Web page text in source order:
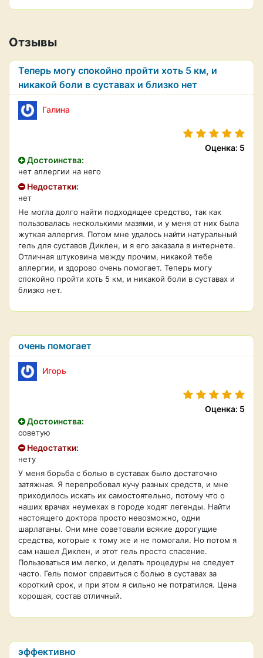
Отзывы
Теперь могу спокойно пройти хоть 5 км, и
никакой боли в суставах и близко нет
Галина
Оценка: 5
Достоинства:
нет аллергии на него
Недостатки:
нет
Не могла долго найти подходящее средство, так как
пользовалась несколькими мазями, и у меня от них была
жуткая аллергия. Потом мне удалось найти натуральный
гель для суставов Диклен, и я его заказала в интернете.
Отличная штуковина между прочим, никакой тебе
аллергии, и здорово очень помогает. Теперь могу
спокойно пройти хоть 5 км, и никакой боли в суставах и
близко нет.
очень помогает
Игорь
Оценка: 5
Достоинства:
советую
Недостатки:
нету
У меня борьба с болью в суставах было достаточно
затяжная. Я перепробовал кучу разных средств, и мне
приходилось искать их самостоятельно, потому что о
наших врачах неумехах в городе ходят легенды. Найти
настоящего доктора просто невозможно, одни
шарлатаны. Они мне советовали всякие дорогущие
средства, которые к тому же и не помогали. Но потом я
сам нашел Диклен, и этот гель просто спасение.
Пользоваться им легко, и делать процедуры не следует
часто. Гель помог справиться с болью в суставах за
короткий срок, и при этом я сильно не потратился. Цена
хорошая, состав отличный.
эффективно